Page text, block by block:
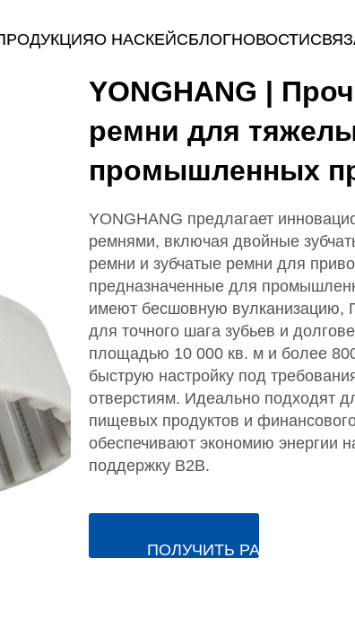
О НАСКЕЙСБЛОГНОВОСТИ
YONGHANG |
ремни для
промышленных
YONGHANG предлагает
ремнями, включая двойные
ремни и зубчатые ремни для
предназначенные для
имеют бесшовную вулканизацию,
для точного шага зубьев и
площадью 10 000 кв. м и более
быструю настройку под
отверстиям. Идеально подходят
пищевых продуктов и
обеспечивают экономию энергии
поддержку B2B.
ПОЛУЧИТЬ РАСЧЁТ